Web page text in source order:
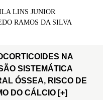
LINS JUNIOR
RAMOS DA SILVA
NA
SISTEMÁTICA
ÓSSEA, RISCO DE
DO CÁLCIO [+]